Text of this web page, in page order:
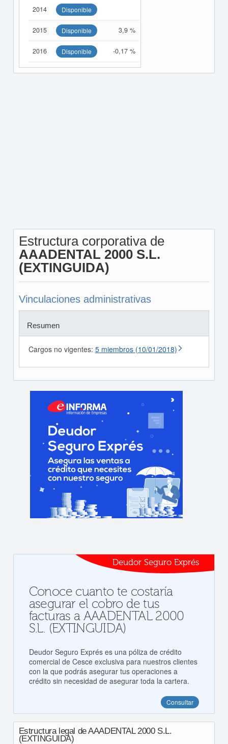
2014 Disponible
2015 Disponible 3,9 %
2016 Disponible -0,17 %
Estructura corporativa de
AAADENTAL 2000 S.L.
(EXTINGUIDA)
Vinculaciones administrativas
Resumen
Cargos no vigentes: 5 miembros (10/01/2018)
Deudor Seguro Exprés
Conoce cuanto te costaría
asegurar el cobro de tus
facturas a AAADENTAL 2000
S.L. (EXTINGUIDA)
Deudor Seguro Exprés es una póliza de crédito
comercial de Cesce exclusiva para nuestros clientes
con la que podrás asegurar tus operaciones a
crédito sin necesidad de asegurar toda la cartera.
Consultar
Estructura legal de AAADENTAL 2000 S.L.
(EXTINGUIDA)